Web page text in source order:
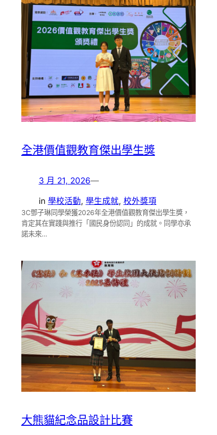
全港價值觀教育傑出學生獎
3 月 21, 2026—
in 學校活動, 學生成就, 校外獎項
3C鄧子琳同學榮獲2026年全港價值觀教育傑出學生獎，
肯定其在實踐與推行「國民身份認同」的成就。同學亦承
諾未來…
大熊貓紀念品設計比賽